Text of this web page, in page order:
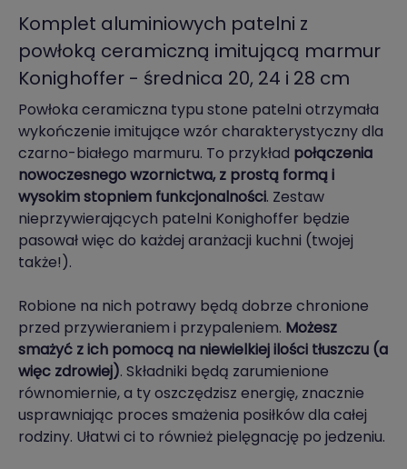
Komplet aluminiowych patelni z
powłoką ceramiczną imitującą marmur
Konighoffer - średnica 20, 24 i 28 cm
Powłoka ceramiczna typu stone patelni otrzymała
wykończenie imitujące wzór charakterystyczny dla
czarno-białego marmuru. To przykład połączenia
nowoczesnego wzornictwa, z prostą formą i
wysokim stopniem funkcjonalności. Zestaw
nieprzywierających patelni Konighoffer będzie
pasował więc do każdej aranżacji kuchni (twojej
także!).
Robione na nich potrawy będą dobrze chronione
przed przywieraniem i przypaleniem. Możesz
smażyć z ich pomocą na niewielkiej ilości tłuszczu (a
więc zdrowiej). Składniki będą zarumienione
równomiernie, a ty oszczędzisz energię, znacznie
usprawniając proces smażenia posiłków dla całej
rodziny. Ułatwi ci to również pielęgnację po jedzeniu.